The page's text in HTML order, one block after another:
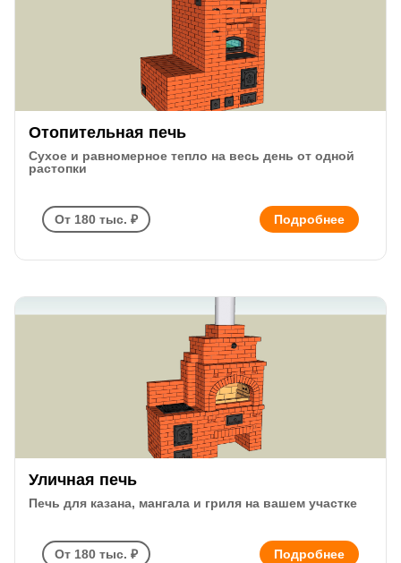
Отопительная печь
Сухое и равномерное тепло на весь день от одной
растопки
От 180 тыс. ₽ Подробнее
Уличная печь
Печь для казана, мангала и гриля на вашем участке
От 180 тыс. ₽ Подробнее